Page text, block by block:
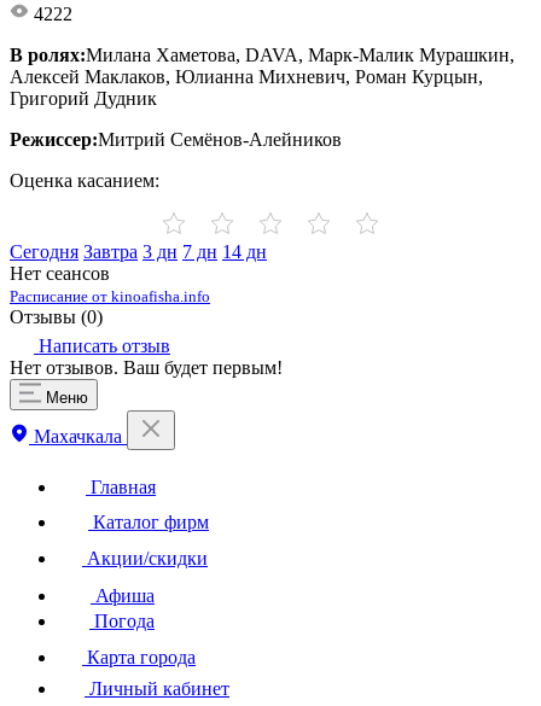
4222
В ролях:Милана Хаметова, DAVA, Марк-Малик Мурашкин,
Алексей Маклаков, Юлианна Михневич, Роман Курцын,
Григорий Дудник
Режиссер:Митрий Семёнов-Алейников
Оценка касанием:
Сегодня Завтра 3 дн 7 дн 14 дн
Нет сеансов
Расписание от kinoafisha.info
Отзывы (0)
Написать отзыв
Нет отзывов. Ваш будет первым!
Меню
Махачкала
Главная
Каталог фирм
Акции/скидки
Афиша
Погода
Карта города
Личный кабинет